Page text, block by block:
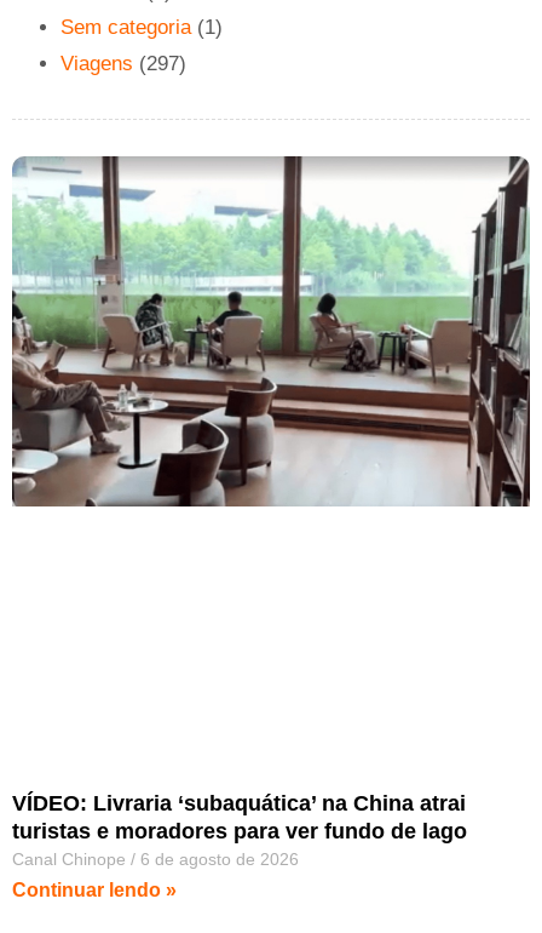
Sem categoria(1)
Viagens (297)
VÍDEO: Livraria ‘subaquática’ na China atrai
turistas e moradores para ver fundo de lago
Canal Chinope 6 de agosto de 2026
Continuar lendo »